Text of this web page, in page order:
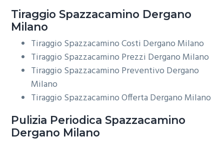
Tiraggio Spazzacamino Dergano
Milano
Tiraggio Spazzacamino Costi Dergano Milano
Tiraggio Spazzacamino Prezzi Dergano Milano
Tiraggio Spazzacamino Preventivo Dergano
Milano
Tiraggio Spazzacamino Offerta Dergano Milano
Pulizia Periodica Spazzacamino
Dergano Milano